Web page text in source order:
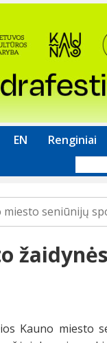
EN Renginiai
forma
miesto seniūnijų
Kauno miesto